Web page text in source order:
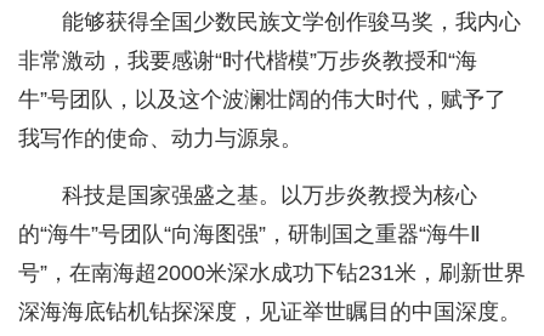
能够获得全国少数民族文学创作骏马奖，我内心
非常激动，我要感谢“时代楷模”万步炎教授和“海
牛”号团队，以及这个波澜壮阔的伟大时代，赋予了
我写作的使命、动力与源泉。
科技是国家强盛之基。以万步炎教授为核心
的“海牛”号团队“向海图强”，研制国之重器“海牛Ⅱ
号”，在南海超2000米深水成功下钻231米，刷新世界
深海海底钻机钻探深度，见证举世瞩目的中国深度。